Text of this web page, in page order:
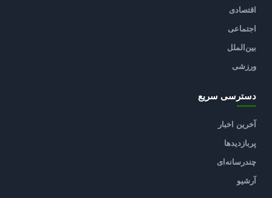
اقتصادی
اجتماعی
بین‌الملل
ورزشی
دسترسی سریع
آخرین اخبار
پربازدیدها
چندرسانه‌ای
آرشیو